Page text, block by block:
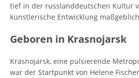
tief in der russlanddeutschen Kultur
künstlerische Entwicklung
Geboren in Krasnojarsk
Krasnojarsk, eine pulsierende
war der Startpunkt von Helene